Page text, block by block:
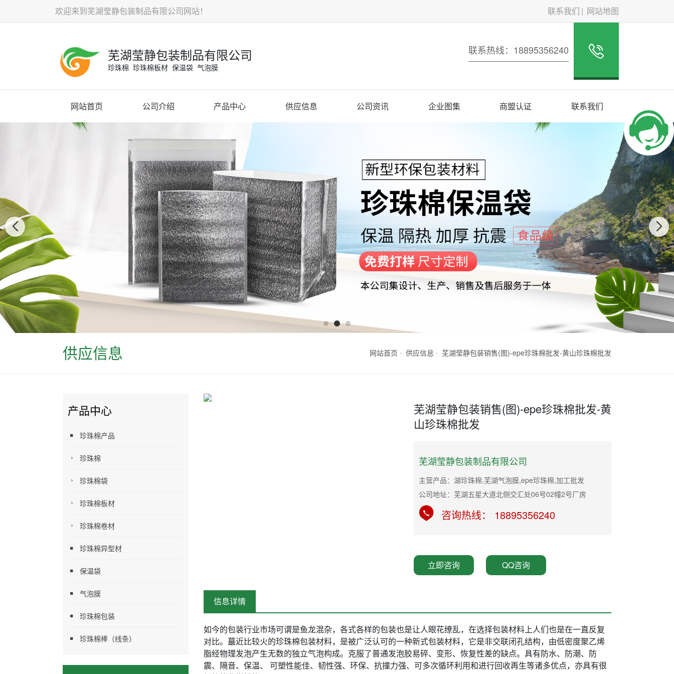
欢迎来到芜湖莹静包装制品有限公司网站！ 联系我们 网站地图
芜湖莹静包装制品有限公司
珍珠棉 珍珠棉板材 保温袋 气泡膜
联系热线：18895356240
网站首页 公司介绍 产品中心 供应信息 公司资讯 企业图集 商盟认证 联系我们
供应信息 网站首页 供应信息 芜湖莹静包装销售(图)-epe珍珠棉批发-黄山珍珠棉批发
产品中心
珍珠棉产品
珍珠棉
珍珠棉袋
珍珠棉板材
珍珠棉卷材
珍珠棉异型材
保温袋
气泡膜
珍珠棉包装
珍珠棉棒（线条）
芜湖莹静包装销售(图)-epe珍珠棉批发-黄
山珍珠棉批发
芜湖莹静包装制品有限公司
主营产品：湖珍珠棉,芜湖气泡膜,epe珍珠棉,加工批发
公司地址：芜湖五星大道北侧交汇处06号02幢2号厂房
咨询热线： 18895356240
立即咨询 QQ咨询
信息详情
如今的包装行业市场可谓是鱼龙混杂，各式各样的包装也是让人眼花缭乱，在选择包装材料上人们也是在一直反复
对比。蕞近比较火的珍珠棉包装材料，是被广泛认可的一种新式包装材料，它是非交联闭孔结构，由低密度聚乙烯
脂经物理发泡产生无数的独立气泡构成。克服了普通发泡胶易碎、变形、恢复性差的缺点。具有防水、防潮、防
震、隔音、保温、 可塑性能佳、韧性强、环保、抗撞力强、可多次循环利用和进行回收再生等诸多优点，亦具有很